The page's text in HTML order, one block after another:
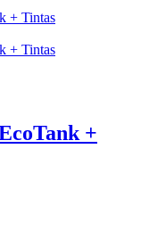
+